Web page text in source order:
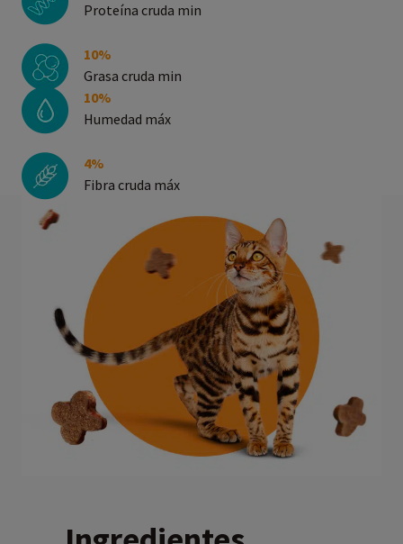
Proteína cruda min
10%
Grasa cruda min
10%
Humedad máx
4%
Fibra cruda máx